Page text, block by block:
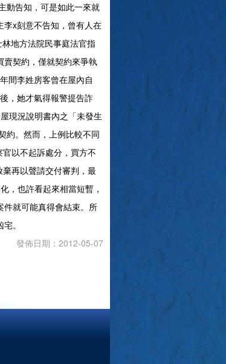
告知，可是如此一來就
x刻意不告知，曾有人在
地方法院民事庭法官指
賣契約，僅就契約來爭執
間李姓房客曾在屋內自
，她才氣得報警提告詐
現況說明書內之「未發生
約。然而，上例比較不同
以不起訴處分，買方不
再以聲請交付審判，最
，也許看起來相當短暫，
件就可能真得會結束。所
。
發佈日期：2012-05-07